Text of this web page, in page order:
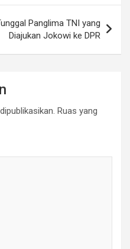
Panglima TNI yang
Diajukan Jokowi ke DPR
Ruas yang